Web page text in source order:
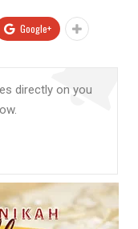
Google+
directly on you